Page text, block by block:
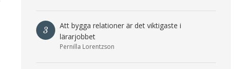
3
Att bygga relationer är det viktigaste i
lärarjobbet
Pernilla Lorentzson